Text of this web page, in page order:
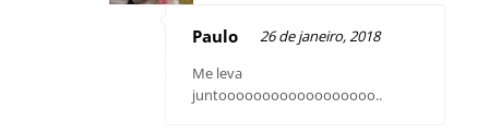
Paulo
26 de janeiro, 2018
Me leva
juntoooooooooooooooooo..